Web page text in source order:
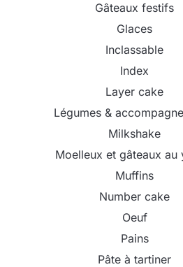
Gâteaux festifs
Glaces
Inclassable
Index
Layer cake
Légumes &
Milkshake
Moelleux et gâteaux au
Muffins
Number cake
Oeuf
Pains
Pâte à tartiner